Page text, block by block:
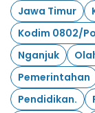
Jawa Timur
Kodim 0802/
Nganjuk
Pemerintahan
Pendidikan.